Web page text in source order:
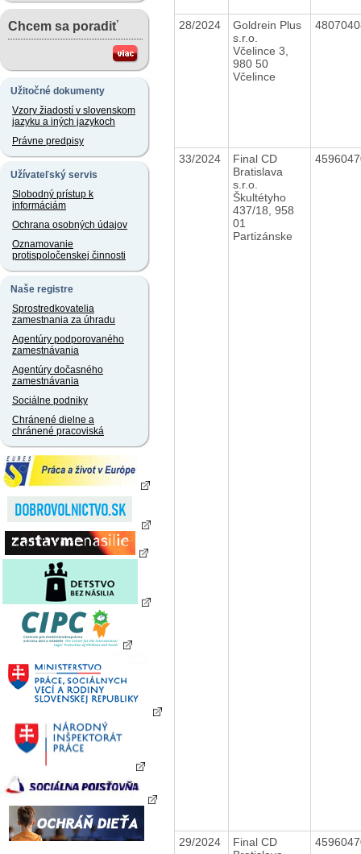
Chcem sa poradiť
Užitočné dokumenty
Vzory žiadostí v slovenskom
jazyku a iných jazykoch
Právne predpisy
Užívateľský servis
Slobodný prístup k
informáciám
Ochrana osobných údajov
Oznamovanie
protispoločenskej činnosti
Naše registre
Sprostredkovatelia
zamestnania za úhradu
Agentúry podporovaného
zamestnávania
Agentúry dočasného
zamestnávania
Sociálne podniky
Chránené dielne a
chránené pracoviská
28/2024
Goldrein Plus
s.r.o.
Včelince 3,
980 50
Včelince
33/2024
Final CD
Bratislava
s.r.o.
Škultétyho
437/18, 958
01
Partizánske
29/2024
Final CD